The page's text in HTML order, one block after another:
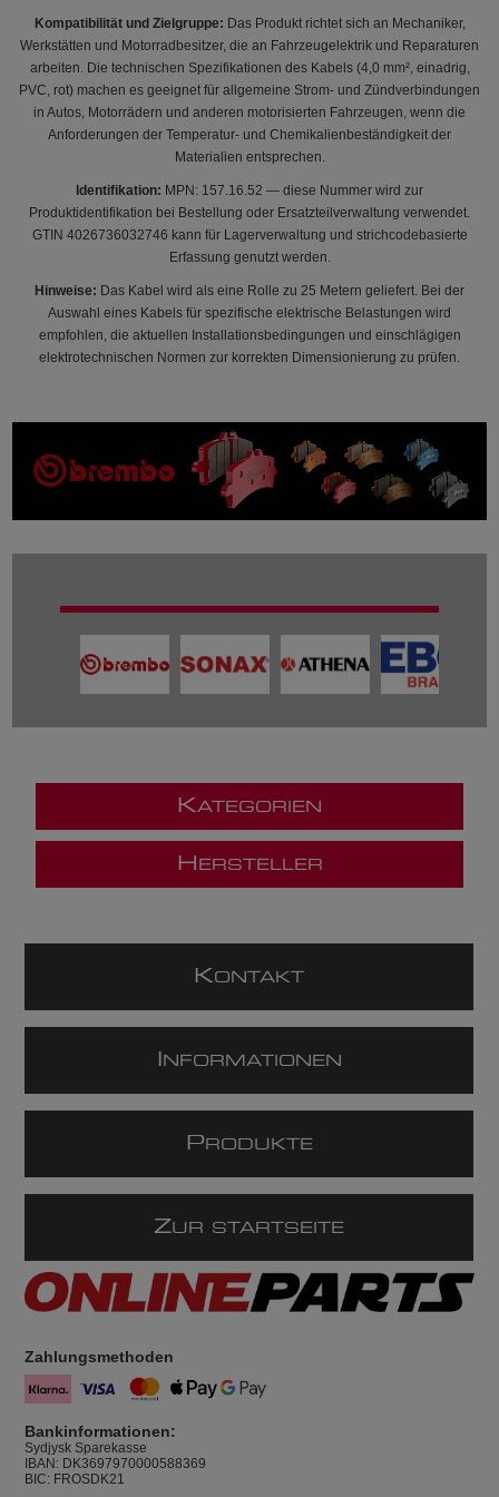
Kompatibilität und Zielgruppe: Das Produkt richtet sich an Mechaniker,
Werkstätten und Motorradbesitzer, die an Fahrzeugelektrik und Reparaturen
arbeiten. Die technischen Spezifikationen des Kabels (4,0 mm², einadrig,
PVC, rot) machen es geeignet für allgemeine Strom- und Zündverbindungen
in Autos, Motorrädern und anderen motorisierten Fahrzeugen, wenn die
Anforderungen der Temperatur- und Chemikalienbeständigkeit der
Materialien entsprechen.
Identifikation: MPN: 157.16.52 — diese Nummer wird zur
Produktidentifikation bei Bestellung oder Ersatzteilverwaltung verwendet.
GTIN 4026736032746 kann für Lagerverwaltung und strichcodebasierte
Erfassung genutzt werden.
Hinweise: Das Kabel wird als eine Rolle zu 25 Metern geliefert. Bei der
Auswahl eines Kabels für spezifische elektrische Belastungen wird
empfohlen, die aktuellen Installationsbedingungen und einschlägigen
elektrotechnischen Normen zur korrekten Dimensionierung zu prüfen.
KATEGORIEN
H ERSTELLER
KONTAKT
NFORMATIONEN
P RODUKTE
ZUR STARTSEITE
Zahlungsmethoden
Bankinformationen:
Sydjysk Sparekasse
IBAN: DK3697970000588369
BIC: FROSDK21